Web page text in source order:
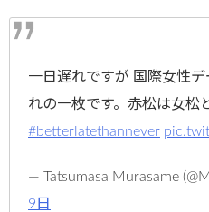
一日遅れですが 国際女性
れの一枚です。赤松は女松
#betterlatethannever
— Tatsumasa Murasame
9日